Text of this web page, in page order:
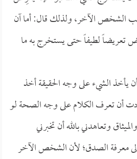
الشخص الآخر، ولذلك قال: أما آن
تعريضاً لطيفاً حتى يستخرج به ما
يأخذ الشيء على وجه الحقيقة أخذ
أن تعرف الكلام على وجه الصحة لو
وتعاهدني بالله أن تخبرني
معرفة الصدق؛ لأن الشخص الآخر